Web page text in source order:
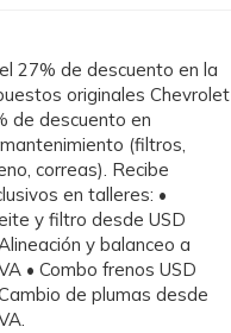
27% de descuento en la
originales Chevrolet
de descuento en
(filtros,
correas). Recibe
en talleres: •
y filtro desde USD
y balanceo a
• Combo frenos USD
de plumas desde